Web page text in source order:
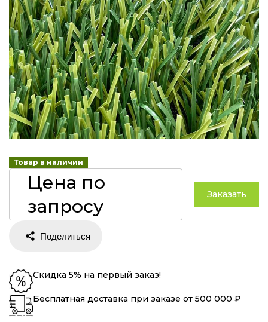
Товар в наличии
Цена по
запросу
Заказать
Скидка 5% на первый заказ!
Бесплатная доставка при заказе от 500 000 ₽